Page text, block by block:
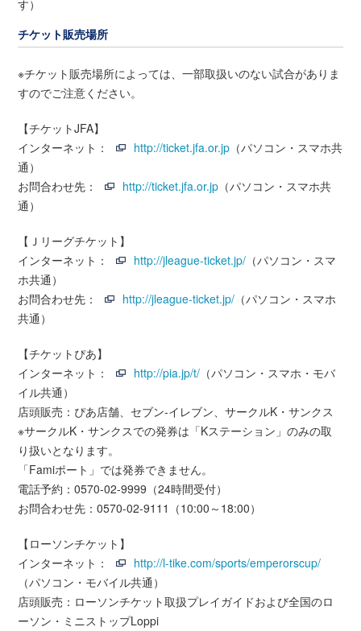
す）
チケット販売場所
※チケット販売場所によっては、一部取扱いのない試合がありま
すのでご注意ください。
【チケットJFA】
インターネット：
http://ticket.jfa.or.jp （パソコン・スマホ共
通）
お問合わせ先：
http://ticket.jfa.or.jp （パソコン・スマホ共
通）
【Ｊリーグチケット】
インターネット：
http://jleague-ticket.jp/ （パソコン・スマ
ホ共通）
お問合わせ先：
http://jleague-ticket.jp/ （パソコン・スマホ
共通）
【チケットぴあ】
インターネット：
http://pia.jp/t/ （パソコン・スマホ・モバ
イル共通）
店頭販売：ぴあ店舗、セブン-イレブン、サークルK・サンクス
※サークルK・サンクスでの発券は「Kステーション」のみの取
り扱いとなります。
「Famiポート」では発券できません。
電話予約：0570-02-9999（24時間受付）
お問合わせ先：0570-02-9111（10:00～18:00）
【ローソンチケット】
インターネット：
http://l-tike.com/sports/emperorscup/
（パソコン・モバイル共通）
店頭販売：ローソンチケット取扱プレイガイドおよび全国のロ
ーソン・ミニストップLoppi